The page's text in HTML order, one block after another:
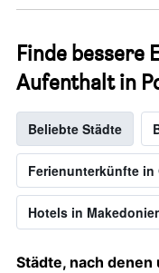
Finde bessere
Aufenthalt in
Beliebte Städte
Ferienunterkünfte in
Hotels in
Städte, nach